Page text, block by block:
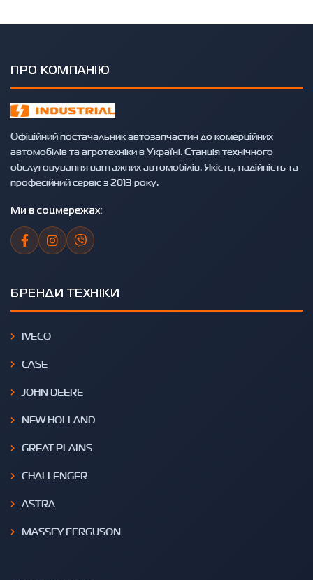
ПРО КОМПАНІЮ
Офіційний постачальник автозапчастин до комерційних
автомобілів та агротехніки в Україні. Станція технічного
обслуговування вантажних автомобілів. Якість, надійність та
професійний сервіс з 2013 року.
Ми в соцмережах:
БРЕНДИ ТЕХНІКИ
IVECO
CASE
JOHN DEERE
NEW HOLLAND
GREAT PLAINS
CHALLENGER
ASTRA
MASSEY FERGUSON